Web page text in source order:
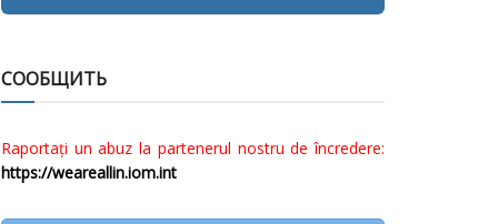
СООБЩИТЬ
Raportați un abuz la partenerul nostru de încredere:
https://weareallin.iom.int